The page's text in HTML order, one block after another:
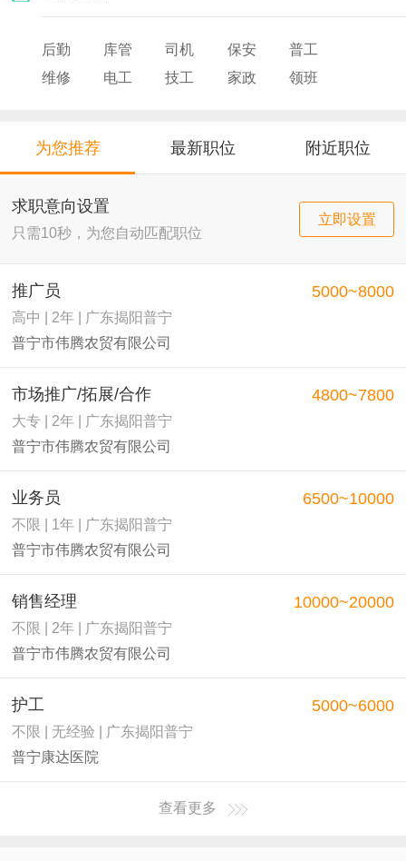
后勤 库管 司机 保安
普工
维修
电工 技工 家政
领班
为您推荐 最新职位 附近职位
求职意向设置
只需10秒，为您自动匹配职位
立即设置
推广员
高中 | 2年 | 广东揭阳普宁
普宁市伟腾农贸有限公司
5000~8000
市场推广/拓展/合作
大专 | 2年 | 广东揭阳普宁
普宁市伟腾农贸有限公司
4800~7800
业务员
不限 | 1年 | 广东揭阳普宁
普宁市伟腾农贸有限公司
6500~10000
销售经理
不限 | 2年 | 广东揭阳普宁
普宁市伟腾农贸有限公司
10000~20000
护工
不限 | 无经验 | 广东揭阳普宁
普宁康达医院
5000~6000
查看更多